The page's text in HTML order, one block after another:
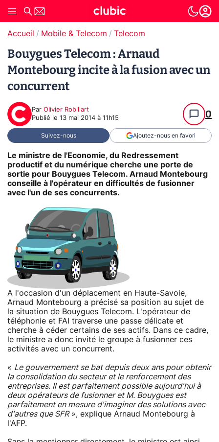
Accueil Mobile & Telecom Telecom
Bouygues Telecom : Arnaud
Montebourg incite à la fusion avec un
concurrent
Par Olivier Robillart
Publié le 13 mai 2014 à 11h15 0
Suivez-nous Ajoutez-nous en favori
Le ministre de l'Economie, du Redressement
productif et du numérique cherche une porte de
sortie pour Bouygues Telecom. Arnaud Montebourg
conseille à l'opérateur en difficultés de fusionner
avec l'un de ses concurrents.
A l'occasion d'un déplacement en Haute-Savoie,
Arnaud Montebourg a précisé sa position au sujet de
la situation de Bouygues Telecom. L'opérateur de
téléphonie et FAI traverse une passe délicate et
cherche à céder certains de ses actifs. Dans ce cadre,
le ministre a donc invité le groupe à fusionner ces
activités avec un concurrent.
« Le gouvernement se bat depuis deux ans pour obtenir
la consolidation du secteur et le renforcement des
entreprises. Il est parfaitement possible aujourd'hui à
deux opérateurs de fusionner et M. Bouygues est
parfaitement en mesure d'imaginer des solutions avec
d'autres que SFR», explique Arnaud Montebourg à
l'AFP.